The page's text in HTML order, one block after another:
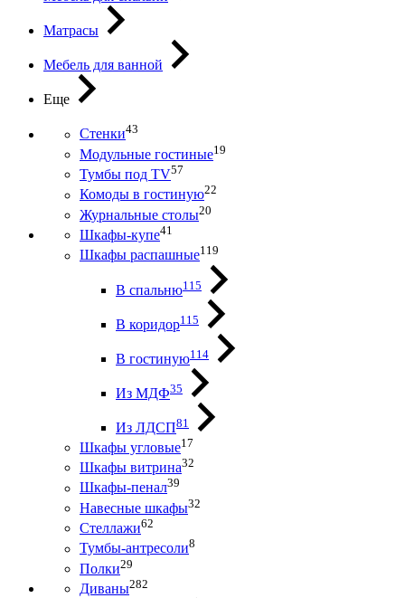
Матрасы
Мебель для ванной
Еще
Стенки43
Модульные гостиные19
Тумбы под ТV57
Комоды в гостиную22
Журнальные столы20
Шкафы-купе41
Шкафы распашные119
В спальню115
В коридор115
В гостиную114
Из МДФ35
Из ЛДСП81
Шкафы угловые17
Шкафы витрина32
Шкафы-пенал39
Навесные шкафы32
Стеллажи62
Тумбы-антресоли8
Полки29
Диваны282